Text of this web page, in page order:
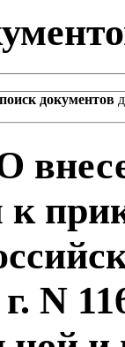
документов
г. N